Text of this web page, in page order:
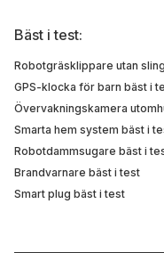
Bäst i test:
Robotgräsklippare utan
GPS-klocka för barn bäst i
Övervakningskamera
Smarta hem system bäst i
Robotdammsugare bäst i
Brandvarnare bäst i test
Smart plug bäst i test